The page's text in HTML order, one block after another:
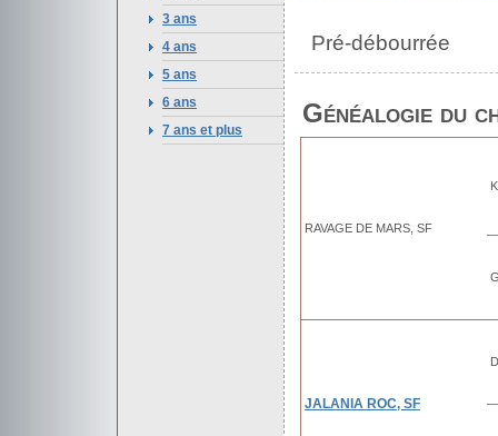
3 ans
4 ans
5 ans
6 ans
7 ans et plus
Pré-débourrée
Généalogie du
RAVAGE DE MARS, SF
JALANIA ROC, SF